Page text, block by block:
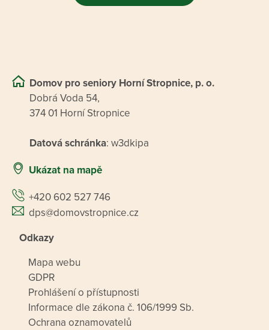
Domov pro seniory Horní Stropnice, p. o.
Dobrá Voda 54,
374 01 Horní Stropnice
Datová schránka: w3dkipa
Ukázat na mapě
+420 602 527 746
dps@domovstropnice.cz
Odkazy
Mapa webu
GDPR
Prohlášení o přístupnosti
Informace dle zákona č. 106/1999 Sb.
Ochrana oznamovatelů